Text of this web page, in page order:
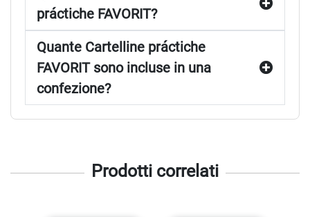
práctiche FAVORIT?
Quante Cartelline práctiche
FAVORIT sono incluse in una
confezione?
Prodotti correlati